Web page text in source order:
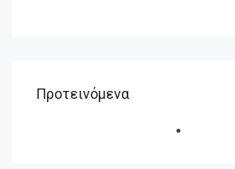
Προτεινόμενα